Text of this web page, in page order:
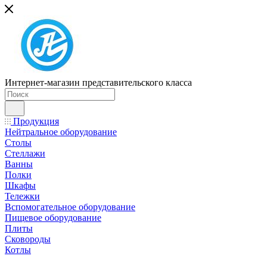
Интернет-магазин представительского класса
Продукция
Нейтральное оборудование
Столы
Стеллажи
Ванны
Полки
Шкафы
Тележки
Вспомогательное оборудование
Пищевое оборудование
Плиты
Сковороды
Котлы